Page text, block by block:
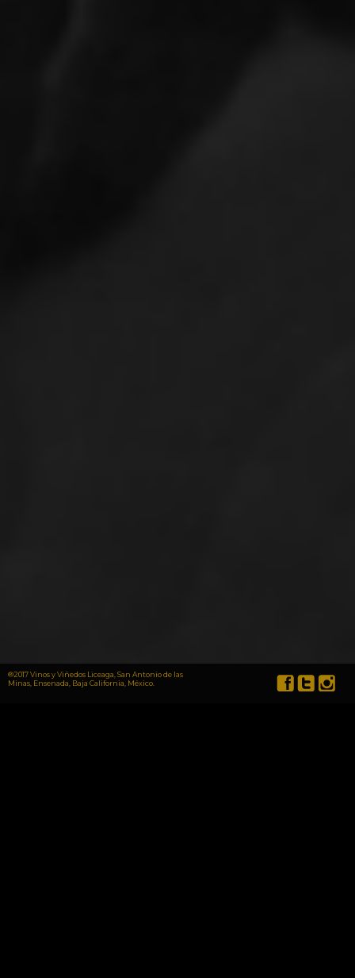
®2017 Vinos y Viñedos Liceaga, San Antonio de las
Minas, Ensenada, Baja California, México.